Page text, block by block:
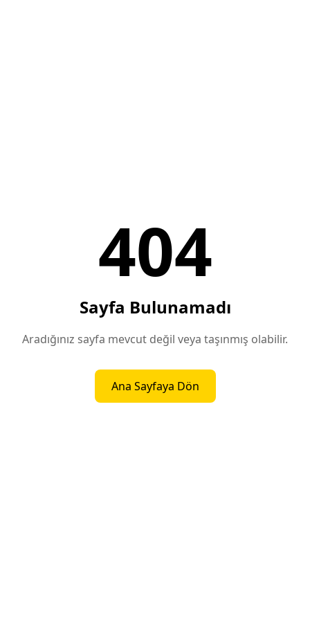
404
Sayfa Bulunamadı
Aradığınız sayfa mevcut değil veya taşınmış olabilir.
Ana Sayfaya Dön